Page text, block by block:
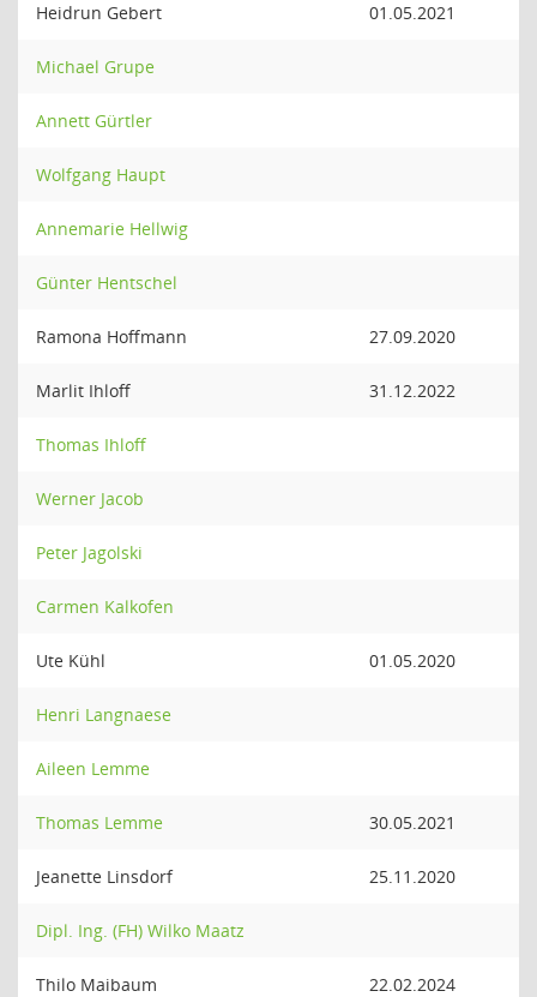
Heidrun Gebert 01.05.2021
Michael Grupe
Annett Gürtler
Wolfgang Haupt
Annemarie Hellwig
Günter Hentschel
Ramona Hoffmann 27.09.2020
Marlit Ihloff 31.12.2022
Thomas Ihloff
Werner Jacob
Peter Jagolski
Carmen Kalkofen
Ute Kühl 01.05.2020
Henri Langnaese
Aileen Lemme
Thomas Lemme 30.05.2021
Jeanette Linsdorf 25.11.2020
Dipl. Ing. (FH) Wilko Maatz
Thilo Maibaum 22.02.2024